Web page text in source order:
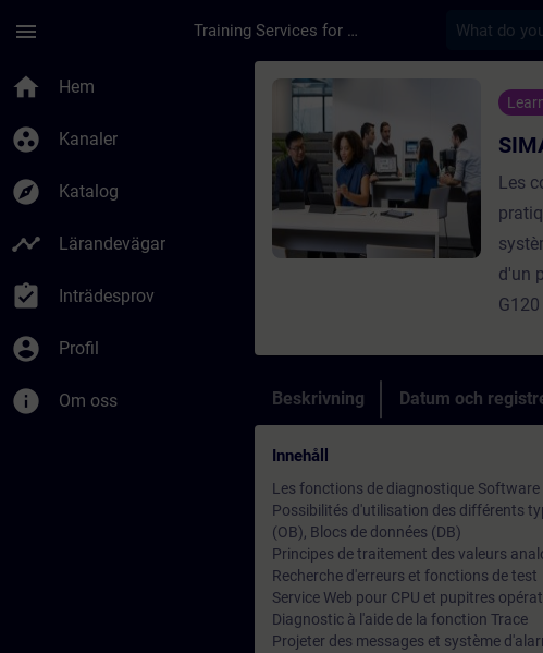
menu Training Services for Digital Industries
home Hem
group_work Kanaler
explore Katalog
timeline Lärandevägar
assignment_turned_in Inträdesprov
account_circle Profil
info Om oss
Kurs - SIMATIC Service
Les
d'un
Beskrivning Datum och
Innehåll
Les fonctions de diagnostique
Possibilités d'utilisation des différents
(OB), Blocs de données (DB)
Principes de traitement des valeurs
Recherche d'erreurs et fonctions de test
Service Web pour CPU et pupitres
Diagnostic à l'aide de la fonction Trace
Projeter des messages et système